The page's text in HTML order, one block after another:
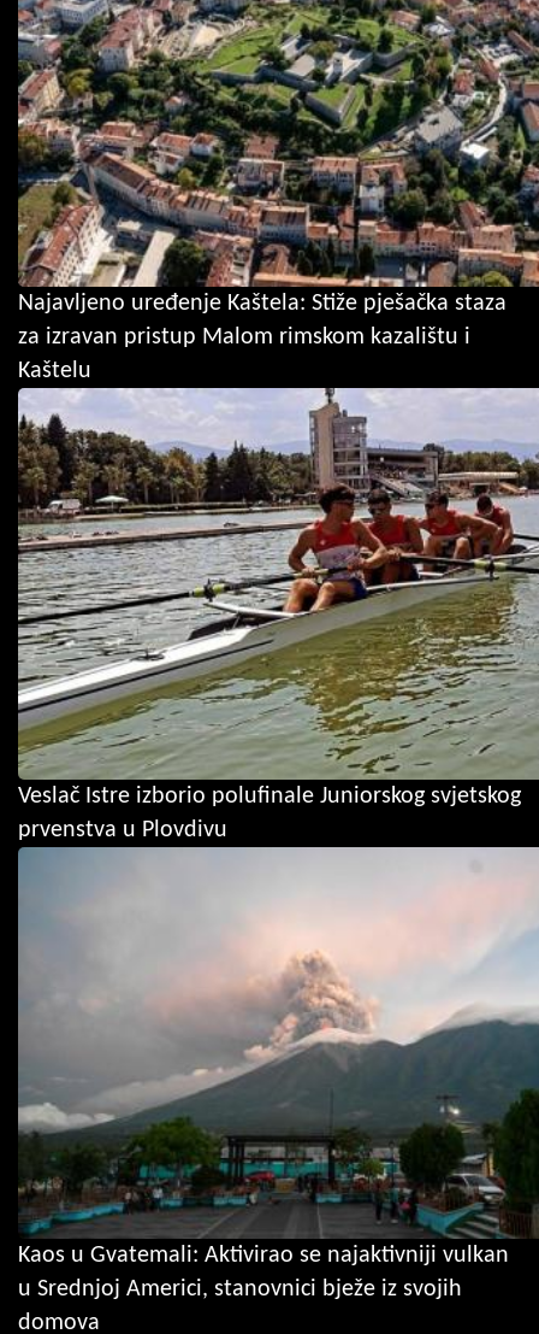
Najavljeno uređenje Kaštela: Stiže pješačka staza
za izravan pristup Malom rimskom kazalištu i
Kaštelu
Veslač Istre izborio polufinale Juniorskog svjetskog
prvenstva u Plovdivu
Kaos u Gvatemali: Aktivirao se najaktivniji vulkan
u Srednjoj Americi, stanovnici bježe iz svojih
domova